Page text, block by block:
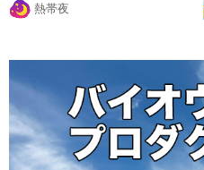
熱帯夜